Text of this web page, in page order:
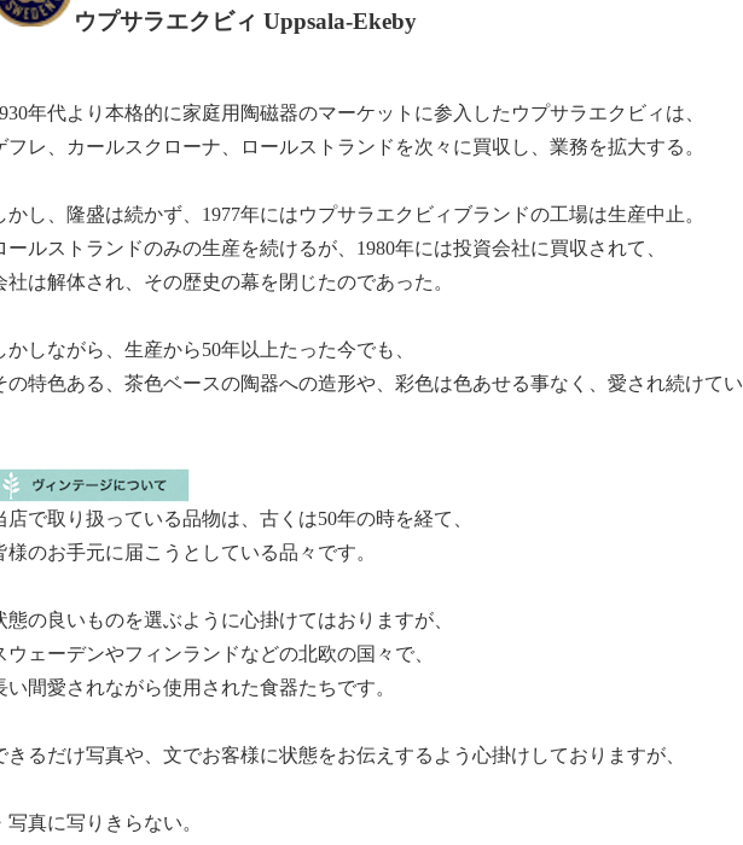
ウプサラエクビィ Uppsala-Ekeby
年代より本格的に家庭用陶磁器のマーケットに参入したウプサラエクビィは、
フレ、カールスクローナ、ロールストランドを次々に買収し、業務を拡大する。
かし、隆盛は続かず、1977年にはウプサラエクビィブランドの工場は生産中止。
ールストランドのみの生産を続けるが、1980年には投資会社に買収されて、
社は解体され、その歴史の幕を閉じたのであった。
かしながら、生産から50年以上たった今でも、
の特色ある、茶色ベースの陶器への造形や、彩色は色あせる事なく、愛され続けてい
店で取り扱っている品物は、古くは50年の時を経て、
様のお手元に届こうとしている品々です。
態の良いものを選ぶように心掛けてはおりますが、
ウェーデンやフィンランドなどの北欧の国々で、
い間愛されながら使用された食器たちです。
きるだけ写真や、文でお客様に状態をお伝えするよう心掛けしておりますが、
写真に写りきらない。